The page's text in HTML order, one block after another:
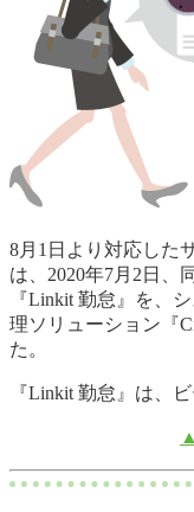
8月1日より対応した
は、2020年7月2日、
『Linkit 勤怠』を、
理ソリューション『
た。
『Linkit 勤怠』は、